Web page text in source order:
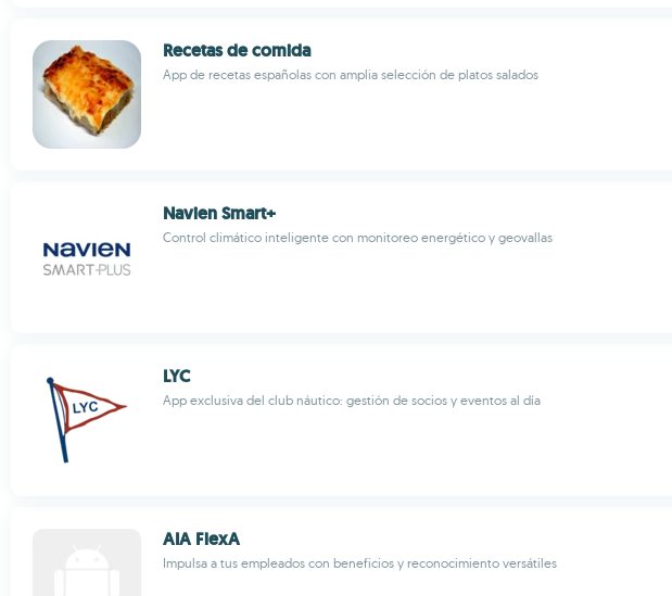
Recetas de comida
App de recetas españolas con amplia selección de platos salados
Navien Smart+
Control climático inteligente con monitoreo energético y geovallas
LYC
App exclusiva del club náutico: gestión de socios y eventos al día
AIA FlexA
Impulsa a tus empleados con beneficios y reconocimiento versátiles